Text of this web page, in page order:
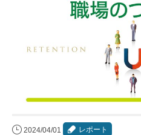
2024/04/01 レポート